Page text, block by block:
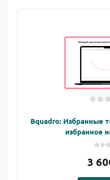
Bquadro: Избранные
избранное
3